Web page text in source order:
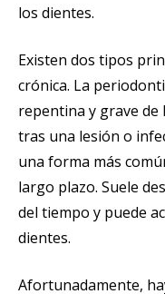
los dientes.
Existen dos tipos
crónica. La
repentina y grave de
tras una lesión o
una forma más
largo plazo. Suele
del tiempo y puede
dientes.
Afortunadamente,